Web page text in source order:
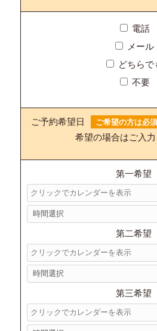
電話
メール
どちらで
不要
ご予約希望日 ご希望の方は必須
希望の場合はご入
第一希望
第二希望
第三希望